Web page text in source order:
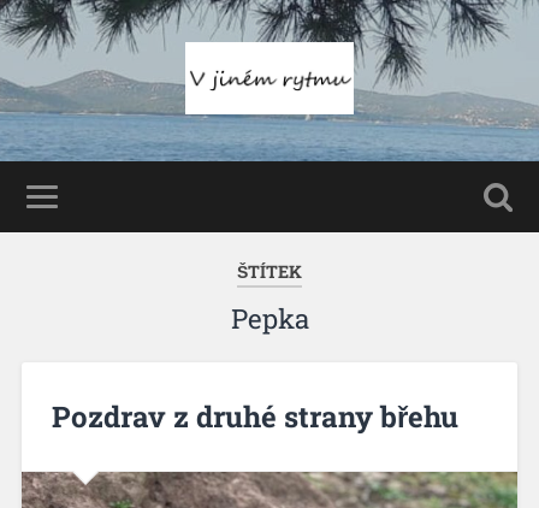
ŠTÍTEK
Pepka
Pozdrav z druhé strany břehu